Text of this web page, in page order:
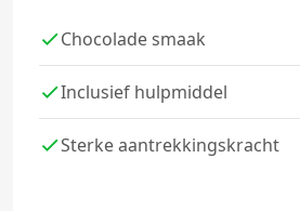
Chocolade smaak
Inclusief hulpmiddel
Sterke aantrekkingskracht